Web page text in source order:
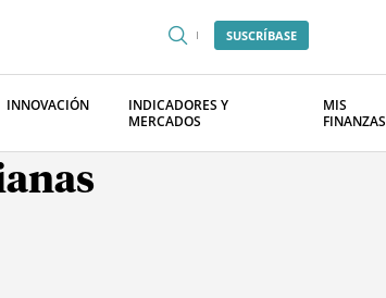
SUSCRÍBASE
INNOVACIÓN
INDICADORES Y
MERCADOS
MIS
FINANZAS